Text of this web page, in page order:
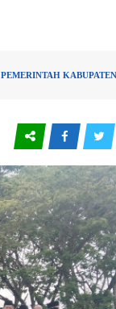
PEMERINTAH KABUPATEN